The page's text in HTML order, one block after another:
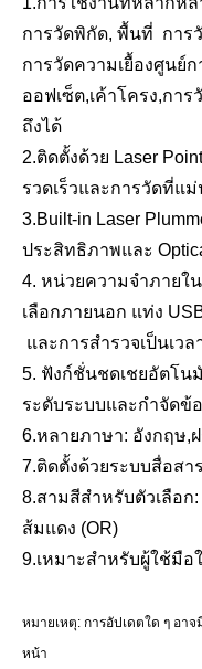
การวัดพิกัด, พื้นที่ การ
การวัดความเยื้องศูนย์ก
ออฟเซ็ต,เค้าโครง,การ
ถึงได้
2.ติดตั้งด้วย Laser
รวดเร็วและการวัดที่แม่
3.Built-in Laser
ประสิทธิภาพและ
4. หน่วยความจำภายใ
เลือกภายนอก แท่ง
และการสำรวจเป็นเว
5. ฟังก์ชั่นชดเชยอัตโน
ระดับระบบและกำจัดข้
6.หลายภาษา: อังกฤษ,ฝ
7.ติดตั้งด้วยระบบสื่อสา
8.สามสีสำหรับตัวเลือก
ส้มแดง (OR)
9.เหมาะสำหรับผู้ใช้มื
หมายเหตุ: การอัปเดตใด ๆ อา
หน้า